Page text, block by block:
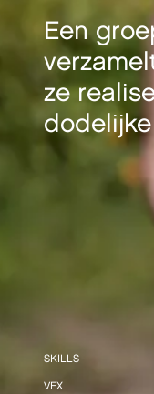
Een
ze
SKILLS
VFX